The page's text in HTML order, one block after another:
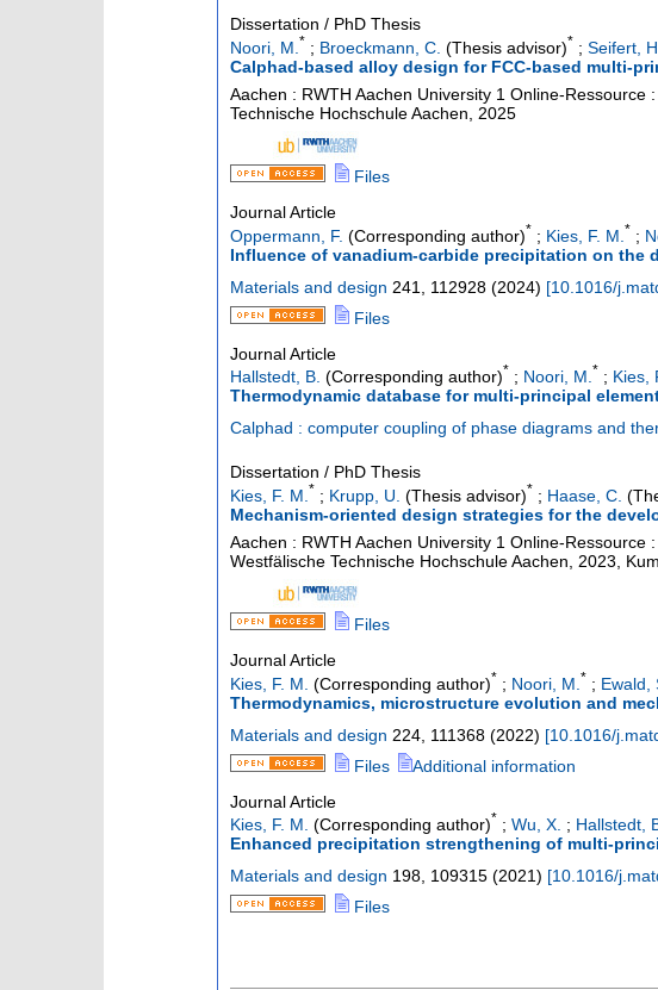
Dissertation / PhD Thesis
Noori, M. * ; Broeckmann, C. (Thesis advisor)* ; Seifert,
Calphad-based alloy design for FCC-based multi-
Aachen : RWTH Aachen University 1 Online-Ressource
Technische Hochschule Aachen, 2025
Files
Journal Article
Oppermann, F. (Corresponding author)* ; Kies, F. M. * ;
Influence of vanadium-carbide precipitation on the
Materials and design 241 112928 (2024) [10.1016/
Files
Journal Article
Hallstedt, B. (Corresponding author)* ; Noori, M.* ; Kies,
Thermodynamic database for multi-principal
Calphad : computer coupling of phase diagrams and
Dissertation / PhD Thesis
Kies, F. M. * ; Krupp, U. (Thesis advisor)* ; Haase, C.
Mechanism-oriented design strategies for the
Aachen : RWTH Aachen University 1 Online-Ressource
Westfälische Technische Hochschule Aachen, 2023,
Files
Journal Article
Kies, F. M. (Corresponding author)* ; Noori, M. * ; Ewald,
Thermodynamics, microstructure evolution and
Materials and design 224 111368 (2022) [10.1016/
Files
Additional information
Journal Article
Kies, F. M. (Corresponding author)* ; Wu, X. ; Hallstedt,
Enhanced precipitation strengthening of multi-
Materials and design 198, 109315 (2021) [10.1016/
Files